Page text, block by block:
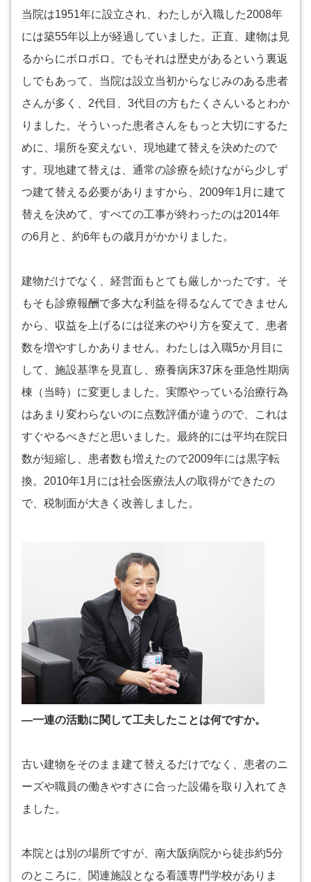
当院は1951年に設立され、わたしが入職した2008年
には築55年以上が経過していました。正直、建物は見
るからにボロボロ。でもそれは歴史があるという裏返
しでもあって、当院は設立当初からなじみのある患者
さんが多く、2代目、3代目の方もたくさんいるとわか
りました。そういった患者さんをもっと大切にするた
めに、場所を変えない、現地建て替えを決めたので
す。現地建て替えは、通常の診療を続けながら少しず
つ建て替える必要がありますから、2009年1月に建て
替えを決めて、すべての工事が終わったのは2014年
の6月と、約6年もの歳月がかかりました。
建物だけでなく、経営面もとても厳しかったです。そ
もそも診療報酬で多大な利益を得るなんてできません
から、収益を上げるには従来のやり方を変えて、患者
数を増やすしかありません。わたしは入職5か月目に
して、施設基準を見直し、療養病床37床を亜急性期病
棟（当時）に変更しました。実際やっている治療行為
はあまり変わらないのに点数評価が違うので、これは
すぐやるべきだと思いました。最終的には平均在院日
数が短縮し、患者数も増えたので2009年には黒字転
換。2010年1月には社会医療法人の取得ができたの
で、税制面が大きく改善しました。
―一連の活動に関して工夫したことは何ですか。
古い建物をそのまま建て替えるだけでなく、患者のニ
ーズや職員の働きやすさに合った設備を取り入れてき
ました。
本院とは別の場所ですが、南大阪病院から徒歩約5分
のところに、関連施設となる看護専門学校がありま